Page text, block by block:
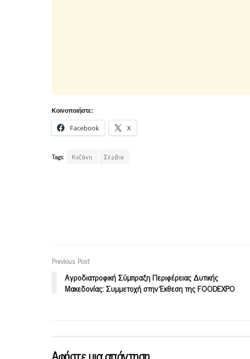
Κοινοποιήστε:
Facebook X
Tags: Κοζάνη Σέρβια
Previous Post
Αγροδιατροφική Σύμπραξη Περιφέρειας Δυτικής
Μακεδονίας: Συμμετοχή στην Έκθεση της FOODEXPO